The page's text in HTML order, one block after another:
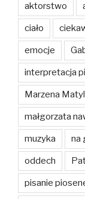
aktorstwo
ciało
emocje
interpretacja
Marzena
małgorzata
muzyka na
oddech
pisanie